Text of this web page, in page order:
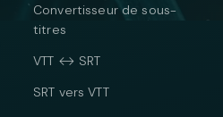
Convertisseur de sous-
titres
VTT ↔ SRT
SRT vers VTT